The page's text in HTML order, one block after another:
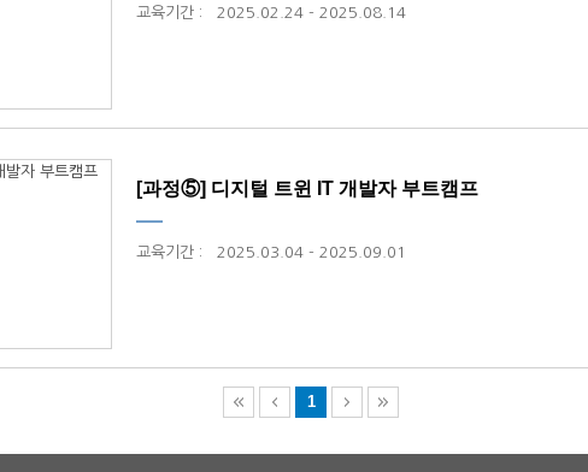
교육기간 : 2025.02.24 - 2025.08.14
[과정⑤] 디지털 트윈 IT 개발자 부트캠프
교육기간 : 2025.03.04 - 2025.09.01
1